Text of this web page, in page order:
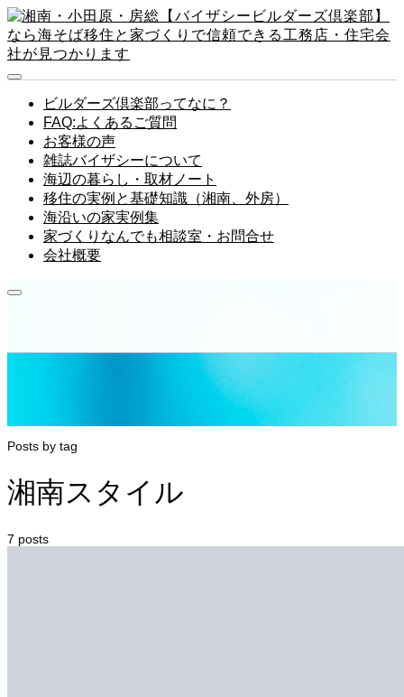
ビルダーズ倶楽部ってなに？
FAQ:よくあるご質問
お客様の声
雑誌バイザシーについて
海辺の暮らし・取材ノート
移住の実例と基礎知識（湘南、外房）
海沿いの家実例集
家づくりなんでも相談室・お問合せ
会社概要
Posts by tag
湘南スタイル
7 posts